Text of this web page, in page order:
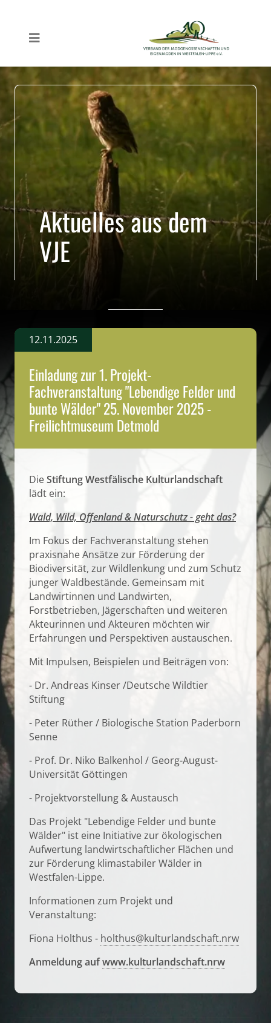
Aktuelles aus dem
VJE
12.11.2025
Einladung zur 1. Projekt-
Fachveranstaltung "Lebendige Felder und
bunte Wälder" 25. November 2025 -
Freilichtmuseum Detmold
DieStiftung Westfälische Kulturlandschaft
lädt ein:
Wald, Wild, Offenland & Naturschutz - geht das?
Im Fokus der Fachveranstaltung stehen
praxisnahe Ansätze zur Förderung der
Biodiversität, zur Wildlenkung und zum Schutz
junger Waldbestände. Gemeinsam mit
Landwirtinnen und Landwirten,
Forstbetrieben, Jägerschaften und weiteren
Akteurinnen und Akteuren möchten wir
Erfahrungen und Perspektiven austauschen.
Mit Impulsen, Beispielen und Beiträgen von:
- Dr. Andreas Kinser /Deutsche Wildtier
Stiftung
- Peter Rüther / Biologische Station Paderborn
Senne
- Prof. Dr. Niko Balkenhol / Georg-August-
Universität Göttingen
- Projektvorstellung & Austausch
Das Projekt "Lebendige Felder und bunte
Wälder" ist eine Initiative zur ökologischen
Aufwertung landwirtschaftlicher Flächen und
zur Förderung klimastabiler Wälder in
Westfalen-Lippe.
Informationen zum Projekt und
Veranstaltung:
Fiona Holthus - holthus@kulturlandschaft.nrw
Anmeldung aufwww.kulturlandschaft.nrw